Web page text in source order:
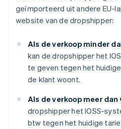
geïmporteerd uit andere EU-
website van de dropshipper:
Als de verkoop minder
kan de dropshipper het
te geven tegen het
de klant woont.
Als de verkoop meer dan
dropshipper het IOSS-
btw tegen het huidige